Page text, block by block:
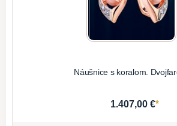
Náušnice s koralom.
1.407,00 €*